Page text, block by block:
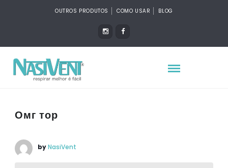
OUTROS PRODUTOS COMO USAR BLOG
Омг тор
byNasiVent